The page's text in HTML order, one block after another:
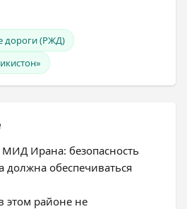
дороги (РЖД)
Ирана: безопасность
должна обеспечиваться
этом районе не